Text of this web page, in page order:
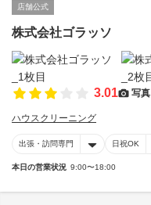
店舗公式
株式会社ゴラッソ
3.01 写真
ハウスクリーニング
出張・訪問専門 日祝OK
本日の営業状況 9:00〜18:00